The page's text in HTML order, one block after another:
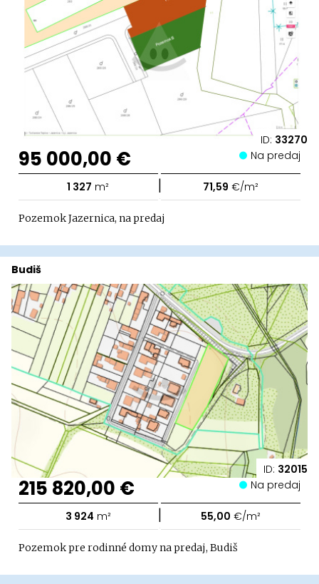
ID: 33270
95 000,00 € Na predaj
1 327 m² | 71,59 €/m²
Pozemok Jazernica, na predaj
ID: 32015
Budiš
215 820,00 € Na predaj
3 924 m² | 55,00 €/m²
Pozemok pre rodinné domy na predaj, Budiš